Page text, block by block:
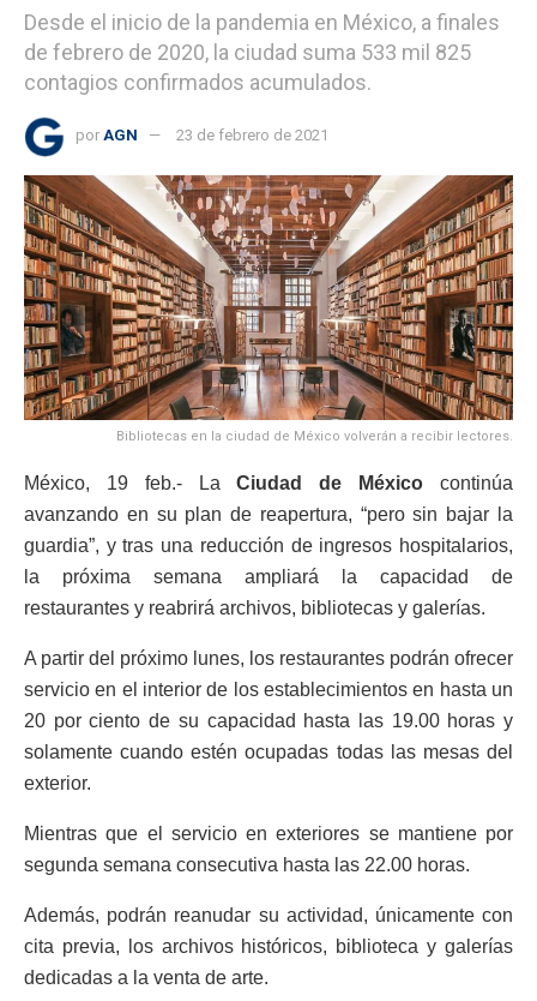
Desde el inicio de la pandemia en México, a finales
de febrero de 2020, la ciudad suma 533 mil 825
contagios confirmados acumulados.
por AGN 23 de febrero de 2021
Bibliotecas en la ciudad de México volverán a recibir lectores.
México, 19 feb.- LaCiudad de México continúa
avanzando en su plan de reapertura, “pero sin bajar la
guardia”, y tras una reducción de ingresos hospitalarios,
la próxima semana ampliará la capacidad de
restaurantes y reabrirá archivos, bibliotecas y galerías.
A partir del próximo lunes, los restaurantes podrán ofrecer
servicio en el interior de los establecimientos en hasta un
20 por ciento de su capacidad hasta las 19.00 horas y
solamente cuando estén ocupadas todas las mesas del
exterior.
Mientras que el servicio en exteriores se mantiene por
segunda semana consecutiva hasta las 22.00 horas.
Además, podrán reanudar su actividad, únicamente con
cita previa, los archivos históricos, biblioteca y galerías
dedicadas a la venta de arte.